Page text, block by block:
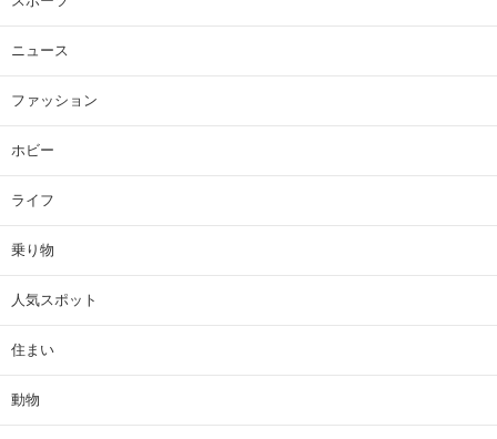
ニュース
ファッション
ホビー
ライフ
乗り物
人気スポット
住まい
動物